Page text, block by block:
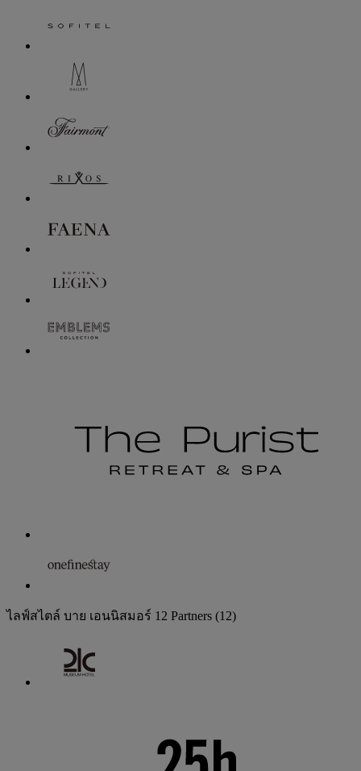
ไลฟ์สไตล์ บาย เอนนิสมอร์ 12 Partners (12)